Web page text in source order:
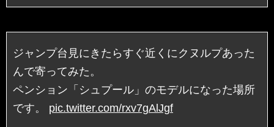
ジャンプ台見にきたらすぐ近くにクヌルプあった
んで寄ってみた。
ペンション「シュプール」のモデルになった場所
です。 pic.twitter.com/rxv7gAlJgf